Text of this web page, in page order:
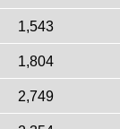
1,543
1,804
2,749